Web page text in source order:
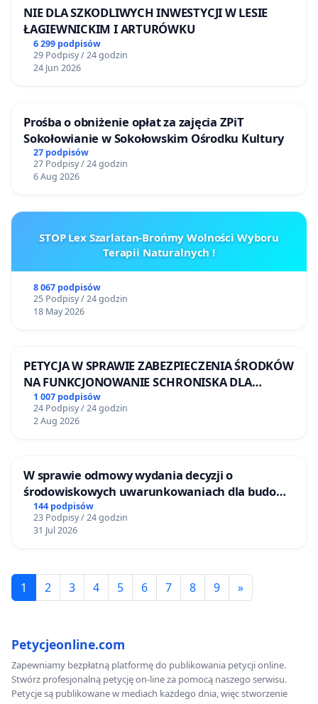
starości.
Czy do Księży nie docierają tego rodzaju informacje
ani głosy naszych kolejnych apeli? Wzywaliśmy w
które są niewiarygodne oraz nie wprowadzać
kolejnych rygorów sanitarnych, niszczących naszą
edukację, kulturę, życie religijne i gospodarkę,
natomiast w sposób kontrolowany spowodować w
obarczonej niskim ryzykiem ciężkiego przebiegu
choroby czy zgonu (dzieci i ludzie młodzi), przy
zaś szczepienia ograniczyć jedynie do osób
chętnych, zwłaszcza z grup ryzyka, i to po
powikłaniami. Wskazywaliśmy też na możliwy
konflikt interesów u rządowych ekspertów
medycznych oraz ich powiązania z zagranicznymi
koncernami farmaceutycznymi, które dzięki
Wody święconej brakuje w kościołach już od ponad
roku. Czym uzasadnić jej brak? Czy pamiętacie
jeszcze, Księża, słowa modlitwy wypowiadane
podczas święcenia wody?
wodę, którą z ufnością się posługujemy, aby
zasadzkom Szatana (...) abyśmy mogli zbliżyć się
do Ciebie wewnętrznie oczyszczeni i uniknęli
wszelkich niebezpieczeństw duszy i ciała. Przez
NIE DLA SZKODLIWYCH INWESTYCJI W LESIE
ŁAGIEWNICKIM I ARTURÓWKU
6 299 podpisów
29 Podpisy / 24 godzin
24 Jun 2026
Prośba o obniżenie opłat za zajęcia ZPiT
Sokołowianie w Sokołowskim Ośrodku Kultury
27 podpisów
27 Podpisy / 24 godzin
6 Aug 2026
STOP Lex Szarlatan-Brońmy Wolności Wyboru
Terapii Naturalnych !
8 067 podpisów
25 Podpisy / 24 godzin
18 May 2026
PETYCJA W SPRAWIE ZABEZPIECZENIA ŚRODKÓW
NA FUNKCJONOWANIE SCHRONISKA DLA
BEZDOMNYCH ZWIERZĄT W SKARYSZEWIE
1 007 podpisów
24 Podpisy / 24 godzin
2 Aug 2026
W sprawie odmowy wydania decyzji o
środowiskowych uwarunkowaniach dla budowy
zakładu wytwarzania biometanu „Krynki” w
Ostrowiu Południowym oraz ochrony
mieszkańców i Puszczy Knyszyńskiej
144 podpisów
23 Podpisy / 24 godzin
31 Jul 2026
1 2 3 4 5 6 7 8 9 »
Petycjeonline.com
Zapewniamy bezpłatną platformę do publikowania petycji online.
Stwórz profesjonalną petycję on-line za pomocą naszego serwisu.
Petycje są publikowane w mediach każdego dnia, więc stworzenie